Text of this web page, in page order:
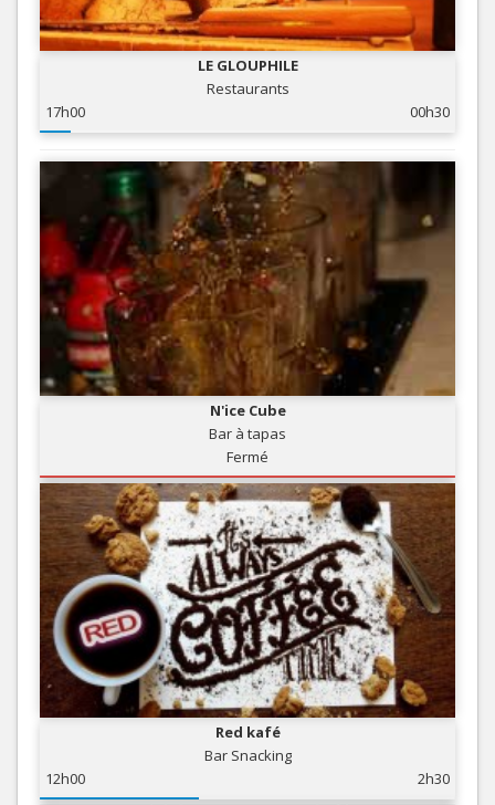
LE GLOUPHILE
Restaurants
17h00
00h30
N'ice Cube
Bar à tapas
Fermé
Red kafé
Bar Snacking
12h00
2h30